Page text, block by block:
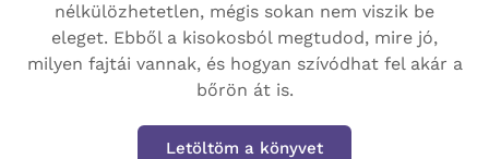
nélkülözhetetlen, mégis sokan nem viszik be
eleget. Ebből a kisokosból megtudod, mire jó,
milyen fajtái vannak, és hogyan szívódhat fel akár a
bőrön át is.
Letöltöm a könyvet